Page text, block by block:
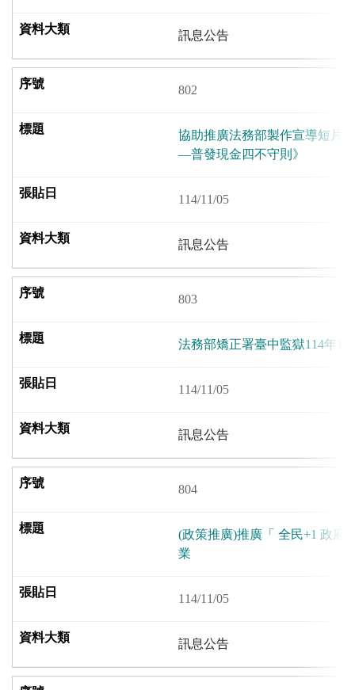
訊息公告
802
協助推廣法務部製作宣導短片
—普發現金四不守則》
114/11/05
訊息公告
803
法務部矯正署臺中監獄114年
114/11/05
訊息公告
804
(政策推廣)推廣「 全民+1 政府
業
114/11/05
訊息公告